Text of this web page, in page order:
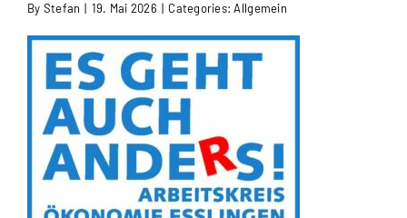
By Stefan | 19. Mai 2026 | Categories:Allgemein